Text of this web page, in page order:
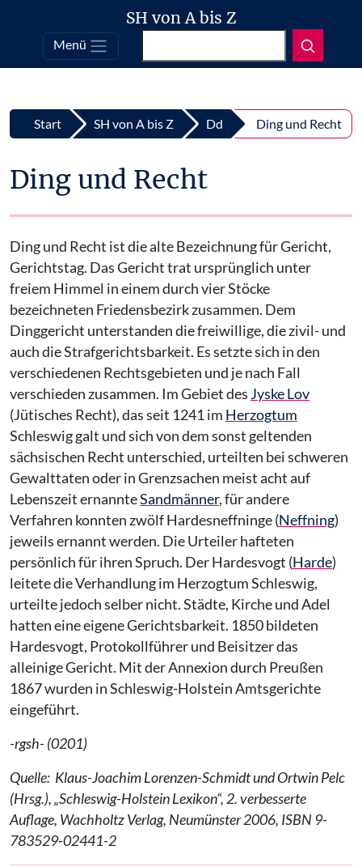
Top
Zum Inhalt springen
SH von A bis Z
Menü
Start SH von A bis Z Dd Ding und Recht
Ding und Recht
Ding und Recht ist die alte Bezeichnung für Gericht,
Gerichtstag. Das Gericht trat ursprünglich unter
freiem Himmel in einem durch vier Stöcke
bezeichneten Friedensbezirk zusammen. Dem
Dinggericht unterstanden die freiwillige, die zivil- und
auch die Strafgerichtsbarkeit. Es setzte sich in den
verschiedenen Rechtsgebieten und je nach Fall
verschieden zusammen. Im Gebiet des Jyske Lov
(Jütisches Recht), das seit 1241 im Herzogtum
Schleswig galt und sich von dem sonst geltenden
sächsischen Recht unterschied, urteilten bei schweren
Gewalttaten oder in Grenzsachen meist acht auf
Lebenszeit ernannteSandmänner, für andere
Verfahren konnten zwölf Hardesneffninge (Neffning)
jeweils ernannt werden. Die Urteiler hafteten
persönlich für ihren Spruch. Der Hardesvogt (Harde)
leitete die Verhandlung im Herzogtum Schleswig,
urteilte jedoch selber nicht. Städte, Kirche und Adel
hatten eine eigene Gerichtsbarkeit. 1850 bildeten
Hardesvogt, Protokollführer und Beisitzer das
alleinige Gericht. Mit der Annexion durch Preußen
1867 wurden in Schleswig-Holstein Amtsgerichte
eingeführt.
-rgsh- (0201)
Quelle: Klaus-Joachim Lorenzen-Schmidt und Ortwin Pelc
(Hrsg.), „Schleswig-Holstein Lexikon“, 2. verbesserte
Auflage, Wachholtz Verlag, Neumünster 2006, ISBN 9-
783529-02441-2